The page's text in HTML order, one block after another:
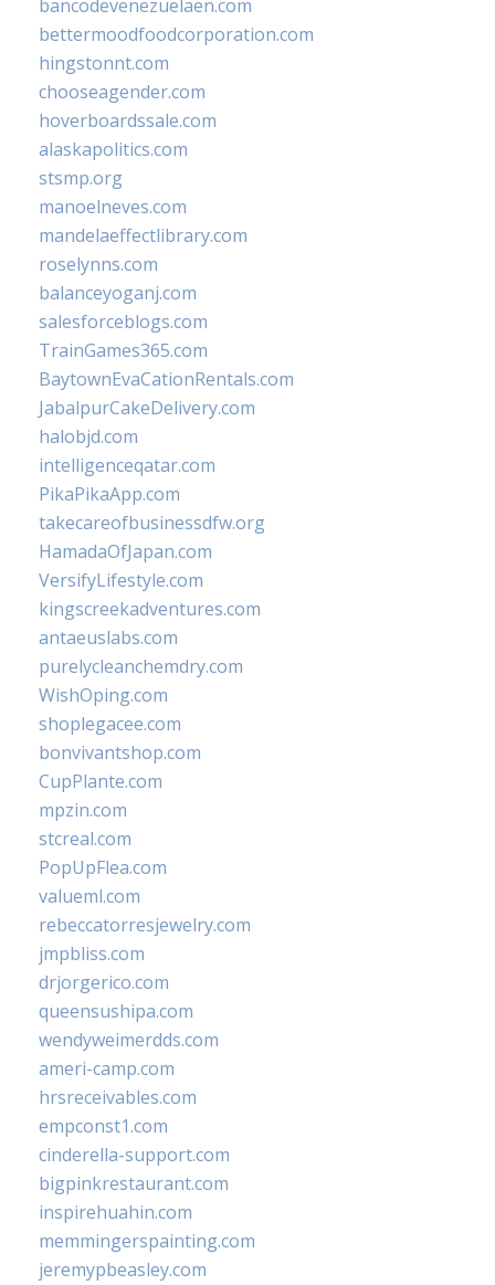
bancodevenezuelaen.com
bettermoodfoodcorporation.com
hingstonnt.com
chooseagender.com
hoverboardssale.com
alaskapolitics.com
stsmp.org
manoelneves.com
mandelaeffectlibrary.com
roselynns.com
balanceyoganj.com
salesforceblogs.com
TrainGames365.com
BaytownEvaCationRentals.com
JabalpurCakeDelivery.com
halobjd.com
intelligenceqatar.com
PikaPikaApp.com
takecareofbusinessdfw.org
HamadaOfJapan.com
VersifyLifestyle.com
kingscreekadventures.com
antaeuslabs.com
purelycleanchemdry.com
WishOping.com
shoplegacee.com
bonvivantshop.com
CupPlante.com
mpzin.com
stcreal.com
PopUpFlea.com
valueml.com
rebeccatorresjewelry.com
jmpbliss.com
drjorgerico.com
queensushipa.com
wendyweimerdds.com
ameri-camp.com
hrsreceivables.com
empconst1.com
cinderella-support.com
bigpinkrestaurant.com
inspirehuahin.com
memmingerspainting.com
jeremypbeasley.com